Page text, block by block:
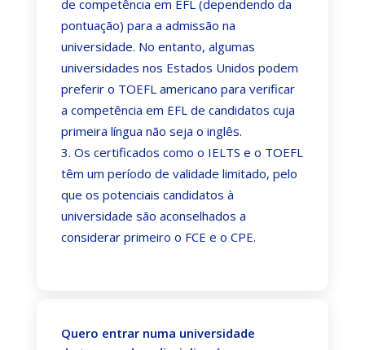
de competência em EFL (dependendo da
pontuação) para a admissão na
universidade. No entanto, algumas
universidades nos Estados Unidos podem
preferir o TOEFL americano para verificar
a competência em EFL de candidatos cuja
primeira língua não seja o inglês.
Os certificados como o IELTS e o TOEFL
têm um período de validade limitado, pelo
que os potenciais candidatos à
universidade são aconselhados a
considerar primeiro o FCE e o CPE.
Quero entrar numa universidade